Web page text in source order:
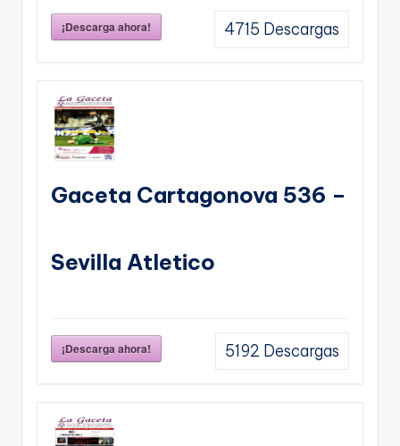
¡Descarga ahora! 4715 Descargas
Gaceta Cartagonova 536 –
Sevilla Atletico
¡Descarga ahora! 5192 Descargas